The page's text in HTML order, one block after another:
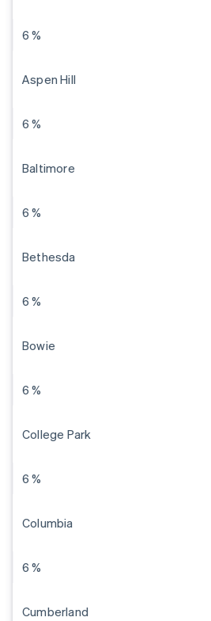
6 %
Aspen Hill
6 %
Baltimore
6 %
Bethesda
6 %
Bowie
6 %
College Park
6 %
Columbia
6 %
Cumberland